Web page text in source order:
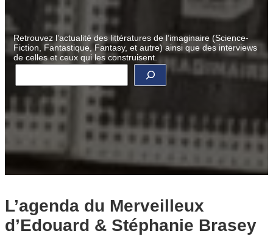
Retrouvez l’actualité des littératures de l’imaginaire (Science-
Fiction, Fantastique, Fantasy, et autre) ainsi que des interviews
de celles et ceux qui les construisent.
R
c
h
r
r
L’agenda du Merveilleux
d’Edouard & Stéphanie Brasey